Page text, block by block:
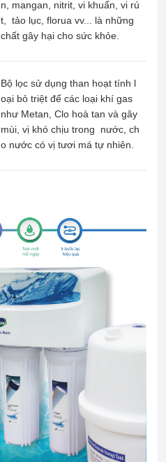
n, mangan, nitrit, vi khuẩn, vi rú
t, tảo lục, florua vv... là những
chất gây hại cho sức khỏe.
Bộ lọc sử dụng than hoạt tính l
oại bỏ triệt để các loại khí gas
như Metan, Clo hoà tan và gây
mùi, vị khó chịu trong nước, ch
o nước có vị tươi má tự nhiên.